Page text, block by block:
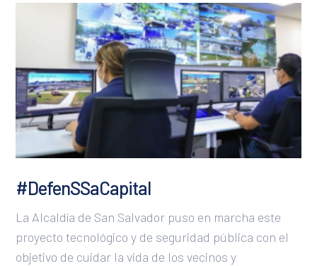
San Juan
São Paulo
San Salvador
Santo Domingo
Sucre
Tegucigalpa
#DefenSSaCapital
La Alcaldía de San Salvador puso en marcha este
proyecto tecnológico y de seguridad pública con el
objetivo de cuidar la vida de los vecinos y